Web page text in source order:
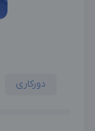
دورکاری